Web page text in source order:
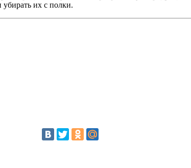
их с полки.